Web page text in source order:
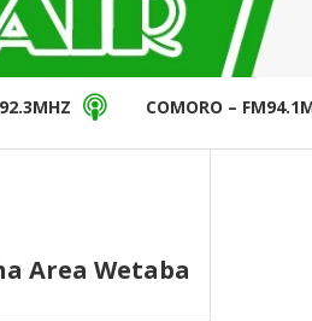
COMORO –
Area Wetaba